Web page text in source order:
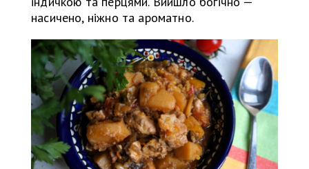
насичено, ніжно та ароматно.